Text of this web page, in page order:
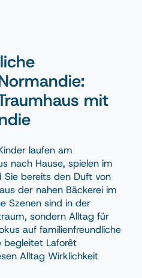
mit
laufen am
nach Hause, spielen im
Sie bereits den Duft von
der nahen Bäckerei im
Szenen sind in der
sondern Alltag für
auf familienfreundliche
begleitet Laforêt
Alltag Wirklichkeit